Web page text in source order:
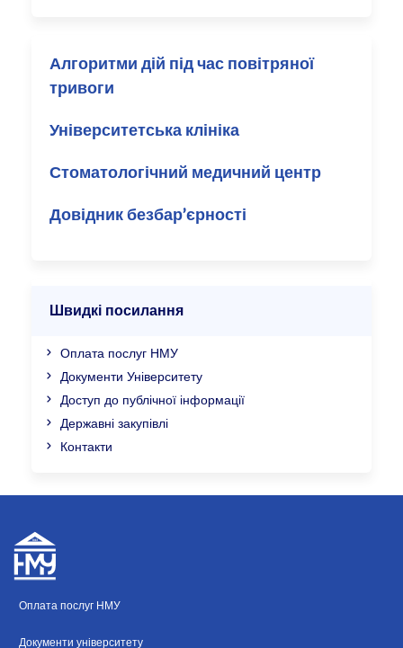
Алгоритми дій під час повітряної
тривоги
Університетська клініка
Стоматологічний медичний центр
Довідник безбар’єрності
Швидкі посилання
Оплата послуг НМУ
Документи Університету
Доступ до публічної інформації
Державні закупівлі
Контакти
Оплата послуг НМУ
Документи університету